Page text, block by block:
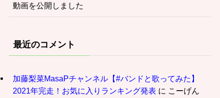
動画を公開しました
最近のコメント
加藤梨菜MasaPチャンネル【#バンドと歌ってみた】
2021年完走！お気に入りランキング発表 に こーげん